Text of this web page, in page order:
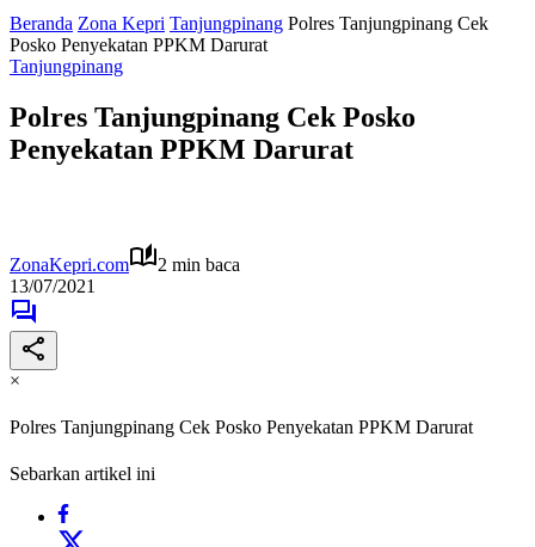
Beranda Zona Kepri Tanjungpinang Polres Tanjungpinang Cek
Posko Penyekatan PPKM Darurat
Tanjungpinang
Polres Tanjungpinang Cek Posko
Penyekatan PPKM Darurat
ZonaKepri.com
2 min baca
13/07/2021
×
Polres Tanjungpinang Cek Posko Penyekatan PPKM Darurat
Sebarkan artikel ini